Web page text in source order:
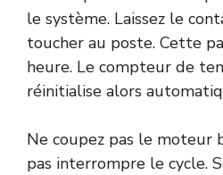
le système. Laissez le
toucher au poste. Cette
heure. Le compteur de
réinitialise alors
Ne coupez pas le
pas interrompre le cycle.